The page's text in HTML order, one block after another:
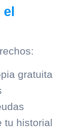
gratuita
tu historial